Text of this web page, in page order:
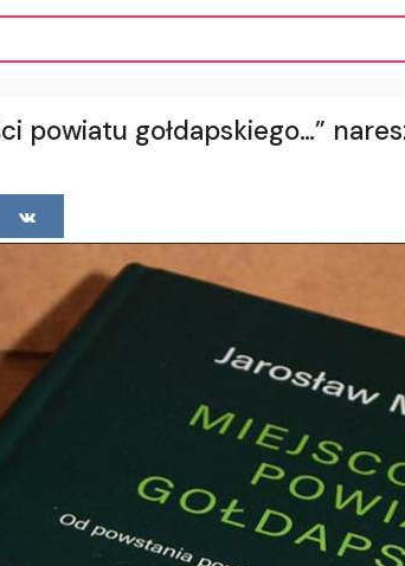
powiatu gołdapskiego…”